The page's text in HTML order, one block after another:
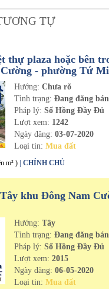
TỰ
thự plaza hoặc bên
- phường Tứ
Hướng:Chưa rõ
Tình trạng:Đang đăng bán
Pháp lý: Sổ Hồng Đầy Đủ
Lượt xem: 1242
Ngày đăng:03-07-2020
Loại tin:Mua đất
m² ) | CHÍNH CHỦ
khu Đông Nam
Hướng:Tây
Tình trạng:Đang đăng bán
Pháp lý: Sổ Hồng Đầy Đủ
Lượt xem:2015
Ngày đăng:06-05-2020
Loại tin:Mua đất